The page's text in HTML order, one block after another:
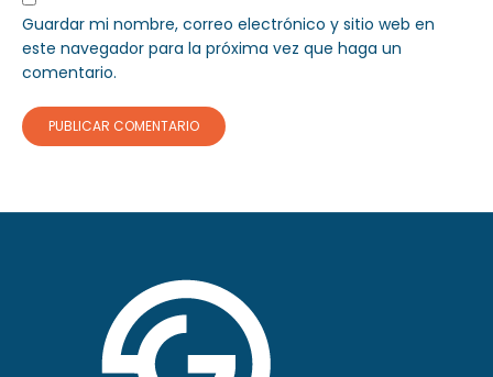
Guardar mi nombre, correo electrónico y sitio web en
este navegador para la próxima vez que haga un
comentario.